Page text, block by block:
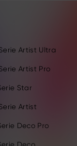
Artist Ultra
Artist Pro
Star
Artist
Deco Pro